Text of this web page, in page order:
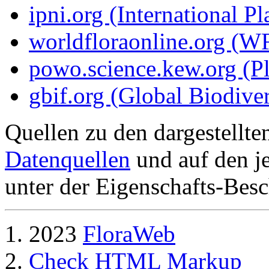
ipni.org (International
worldfloraonline.org
powo.science.kew.org
gbif.org (Global
Quellen zu den
Datenquellen und auf den
unter der Eigenschafts-
2023 FloraWeb
Check HTML Markup